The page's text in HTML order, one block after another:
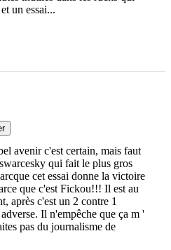
un essai...
avenir c'est certain, mais faut
qui fait le plus gros
cet essai donne la victoire
que c'est Fickou!!! Il est au
après c'est un 2 contre 1
Il n'empêche que ça m '
pas du journalisme de